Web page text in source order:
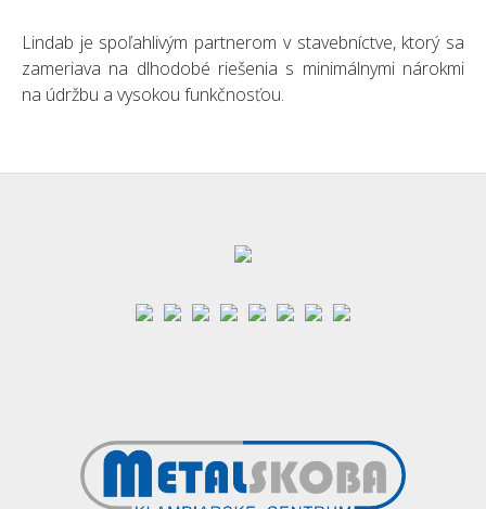
Lindab je spoľahlivým partnerom v stavebníctve, ktorý sa
zameriava na dlhodobé riešenia s minimálnymi nárokmi
na údržbu a vysokou funkčnosťou.